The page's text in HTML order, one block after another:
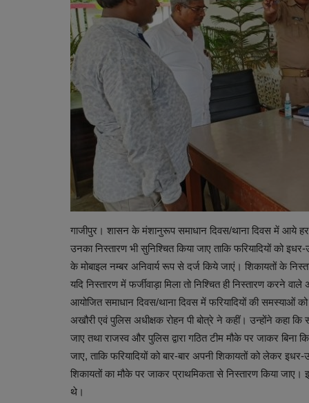
गाजीपुर। शासन के मंशानुरूप समाधान दिवस/थाना दिवस में आये
उनका निस्तारण भी सुनिश्चित किया जाए ताकि फरियादियों को
के मोबाइल नम्बर अनिवार्य रूप से दर्ज किये जाएं। शिकायतों के
यदि निस्तारण में फर्जीवाड़ा मिला तो निश्चित ही निस्तारण करने
आयोजित समाधान दिवस/थाना दिवस में फरियादियों की समस्याओं
अखौरी एवं पुलिस अधीक्षक रोहन पी बोत्रे ने कहीं। उन्होंने कहा कि
जाए तथा राजस्व और पुलिस द्वारा गठित टीम मौके पर जाकर बिना
जाए, ताकि फरियादियों को बार-बार अपनी शिकायतों को लेकर
शिकायतों का मौके पर जाकर प्राथमिकता से निस्तारण किया जाए।
थे।